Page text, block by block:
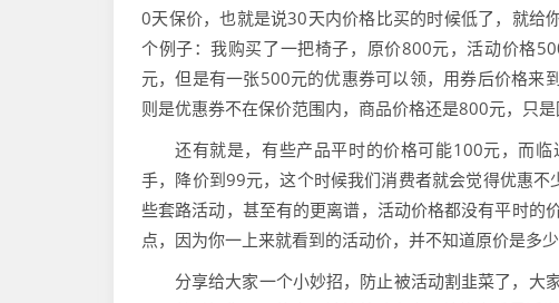
0天保价，也就是说30天内价格比买的时候低了，就给
个例子：我购买了一把椅子，原价800元，活动价格
元，但是有一张500元的优惠券可以领，用券后价格
则是优惠券不在保价范围内，商品价格还是800元，只
还有就是，有些产品平时的价格可能100元，而
手，降价到99元，这个时候我们消费者就会觉得优惠
些套路活动，甚至有的更离谱，活动价格都没有平时的
点，因为你一上来就看到的活动价，并不知道原价是多
分享给大家一个小妙招，防止被活动割韭菜了，大